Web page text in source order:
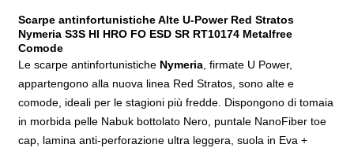
Scarpe antinfortunistiche Alte U-Power Red Stratos
Nymeria S3S HI HRO FO ESD SR RT10174 Metalfree
Comode
Le scarpe antinfortunistiche Nymeria, firmate U Power,
appartengono alla nuova linea Red Stratos, sono alte e
comode, ideali per le stagioni più fredde. Dispongono di tomaia
in morbida pelle Nabuk bottolato Nero, puntale NanoFiber toe
cap, lamina anti-perforazione ultra leggera, suola in Eva +